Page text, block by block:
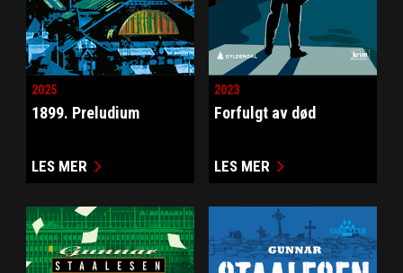
2025
1899. Preludium
LES MER
2023
Forfulgt av død
LES MER